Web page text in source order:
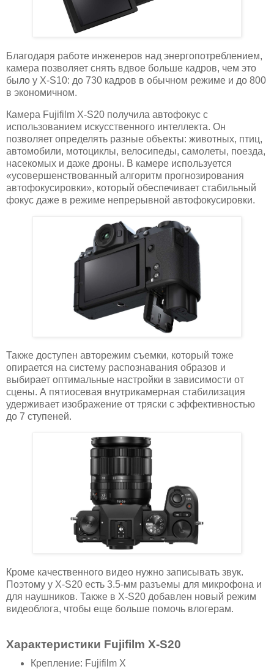
Благодаря работе инженеров над энергопотреблением,
камера позволяет снять вдвое больше кадров, чем это
было у X-S10: до 730 кадров в обычном режиме и до 800
в экономичном.
Камера Fujifilm X-S20 получила автофокус с
использованием искусственного интеллекта. Он
позволяет определять разные объекты: животных, птиц,
автомобили, мотоциклы, велосипеды, самолеты, поезда,
насекомых и даже дроны. В камере используется
«усовершенствованный алгоритм прогнозирования
автофокусировки», который обеспечивает стабильный
фокус даже в режиме непрерывной автофокусировки.
Также доступен авторежим съемки, который тоже
опирается на систему распознавания образов и
выбирает оптимальные настройки в зависимости от
сцены. А пятиосевая внутрикамерная стабилизация
удерживает изображение от тряски с эффективностью
до 7 ступеней.
Кроме качественного видео нужно записывать звук.
Поэтому у X-S20 есть 3.5-мм разъемы для микрофона и
для наушников. Также в X-S20 добавлен новый режим
видеоблога, чтобы еще больше помочь влогерам.
Характеристики Fujifilm X-S20
Крепление: Fujifilm X